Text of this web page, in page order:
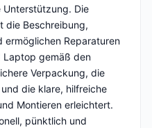
Die
die Beschreibung,
ermöglichen Reparaturen
Laptop gemäß den
Verpackung, die
die klare, hilfreiche
Montieren erleichtert.
pünktlich und